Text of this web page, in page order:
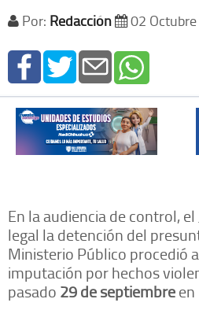
Por: Redacción 02
En la audiencia de control,
legal la detención del
Ministerio Público procedió
imputación por hechos
pasado 29 de septiembre